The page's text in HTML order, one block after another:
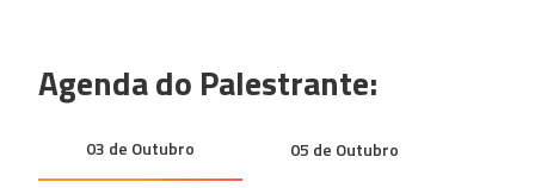
Agenda do Palestrante:
03 de Outubro 05 de Outubro